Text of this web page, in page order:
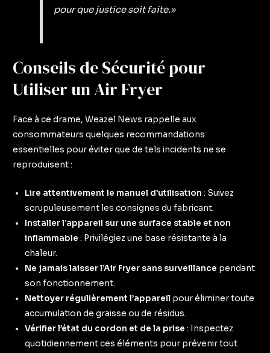
pour que justice soit faite.»
Conseils de Sécurité pour
Utiliser un Air Fryer
Face à ce drame, Weazel News rappelle aux
consommateurs quelques recommandations
essentielles pour éviter que de tels incidents ne se
reproduisent :
Lire attentivement le manuel d’utilisation : Suivez
scrupuleusement les consignes du fabricant.
Installer l’appareil sur une surface stable et non
inflammable : Privilégiez une base résistante à la
chaleur.
Ne jamais laisser l’Air Fryer sans surveillance pendant
son fonctionnement.
Nettoyer régulièrement l’appareil pour éliminer toute
accumulation de graisse ou de résidus.
Vérifier l’état du cordon et de la prise : Inspectez
quotidiennement ces éléments pour prévenir tout